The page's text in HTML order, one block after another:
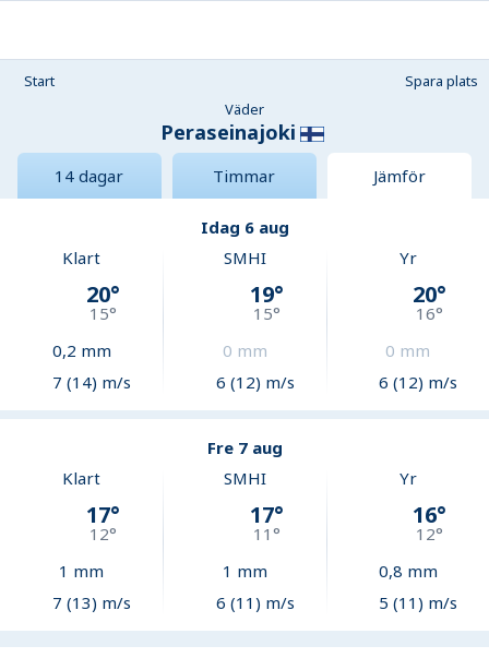
Start
Spara plats
Väder
Peraseinajoki
14 dagar Timmar Jämför
Idag 6 aug
Klart
20°
15°
0,2 mm
7 (14) m/s
SMHI
19°
15°
0 mm
6 (12) m/s
Yr
20°
16°
0 mm
6 (12) m/s
Fre 7 aug
Klart
17°
12°
1 mm
7 (13) m/s
SMHI
17°
11 °
1 mm
6 (11) m/s
Yr
16°
12°
0,8 mm
5 (11) m/s